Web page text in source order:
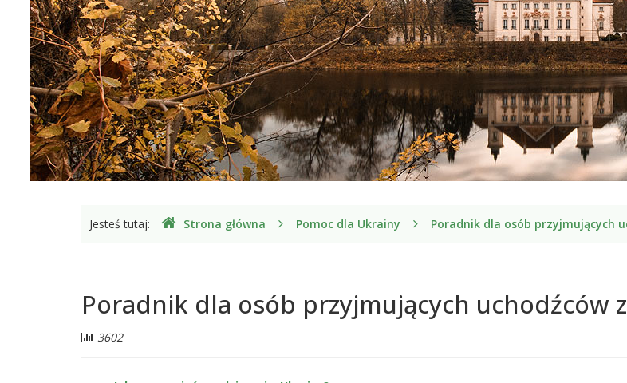
jesteśmy
Jesteś tutaj: Strona główna Pomoc dla Ukrainy Poradnik dla osób przyjmujących
Poradnik dla osób przyjmujących uchodźców
Liczba
3602